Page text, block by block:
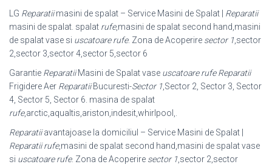
LG Reparatiimasini de spalat – Service Masini de Spalat | Reparatii
masini de spalat. spalat rufe,masini de spalat second hand,masini
de spalat vase si uscatoare rufe. Zona de Acoperire sector 1,sector
2,sector 3,sector 4,sector 5,sector 6
Garantie ReparatiiMasini de Spalat vase uscatoare rufe Reparatii
Frigidere Aer ReparatiiBucuresti-Sector 1,Sector 2, Sector 3, Sector
4, Sector 5, Sector 6. masina de spalat
rufe,arctic,aqualtis,ariston,indesit,whirlpool,.
Reparatiiavantajoase la domiciliul – Service Masini de Spalat |
Reparatii rufe,masini de spalat second hand,masini de spalat vase
si uscatoare rufe. Zona de Acoperire sector 1,sector 2,sector